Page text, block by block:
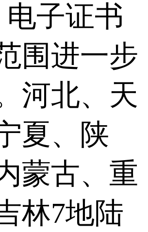
电子证书
围进一步
河北、天
夏、陕
蒙古、重
林7地陆